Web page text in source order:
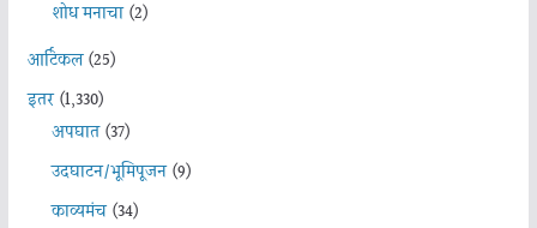
शोध मनाचा(2)
आर्टिकल(25)
इतर(1,330)
अपघात(37)
उदघाटन/भूमिपूजन(9)
काव्यमंच(34)